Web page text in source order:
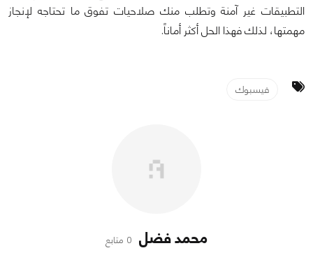
التطبيقات غير آمنة وتطلب منك صلاحيات تفوق ما تحتاجه لإنجاز
مهمتها، لذلك فهذا الحل أكثر أماناً.
فيسبوك
محمد فضل 0 متابع